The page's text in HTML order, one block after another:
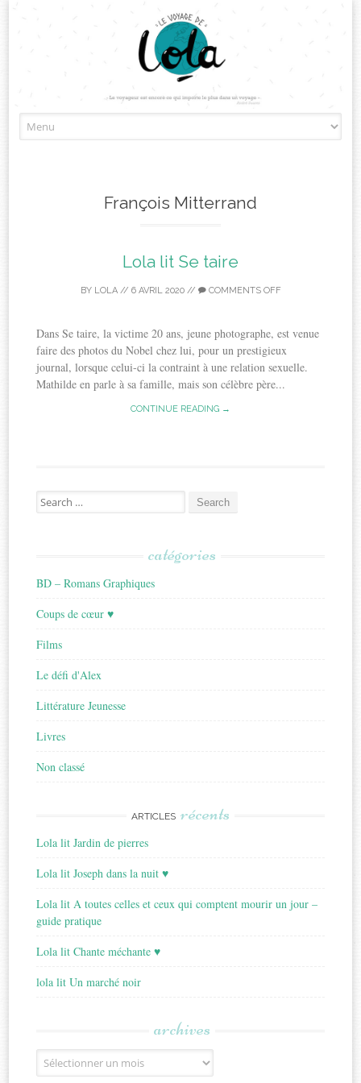
to
François Mitterrand
Lola lit Se taire
BY LOLA// 6 AVRIL 2020// COMMENTS OFF
Dans Se taire, la victime 20 ans, jeune photographe, est venue
faire des photos du Nobel chez lui, pour un prestigieux
journal, lorsque celui-ci la contraint à une relation sexuelle.
Mathilde en parle à sa famille, mais son célèbre père...
CONTINUE READING →
Search
for:
catégories
BD – Romans Graphiques
Coups de cœur ♥
Films
Le défi d'Alex
Littérature Jeunesse
Livres
Non classé
ARTICLES récents
Lola lit Jardin de pierres
Lola lit Joseph dans la nuit ♥
Lola lit A toutes celles et ceux qui comptent mourir un jour –
guide pratique
Lola lit Chante méchante ♥
lola lit Un marché noir
archives
Archives